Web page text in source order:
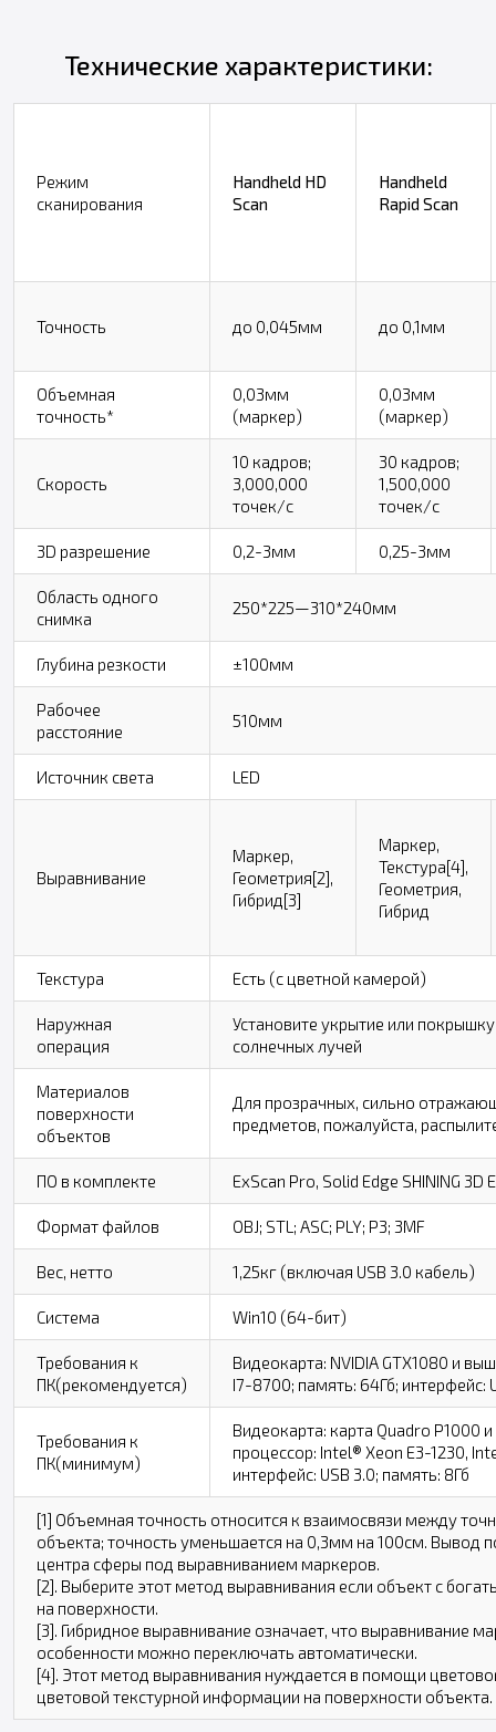
Технические характеристики:
Режим
сканирования
Handheld HD
Scan
Handheld
Rapid Scan
Точность до 0,045мм до 0,1мм
Объемная
точность*
0,03мм
(маркер)
0,03мм
(маркер)
Скорость
10 кадров;
3,000,000
точек/с
30 кадров;
1,500,000
точек/с
3D разрешение 0,2-3мм 0,25-3мм
Область одного
снимка
250*225—310*240мм
Глубина резкости ±100мм
Рабочее
расстояние
510мм
Источник света LED
Выравнивание
Маркер,
Геометрия[2],
Гибрид[3]
Маркер,
Текстура[4],
Геометрия,
Гибрид
Текстура Есть (с цветной камерой)
Наружная
операция
Установите укрытие или
солнечных лучей
Материалов
поверхности
объектов
Для прозрачных, сильно
предметов, пожалуйста,
ПО в комплекте ExScan Pro, Solid Edge SHINING 3D
Формат файлов OBJ; STL; ASC; PLY; P3; 3MF
Вес, нетто 1,25кг (включая USB 3.0 кабель)
Система Win10 (64-бит)
Требования к
ПК(рекомендуется)
Видеокарта: NVIDIA GTX1080 и
I7-8700; память: 64Гб; интерфейс:
Требования к
ПК(минимум)
Видеокарта: карта Quadro P1000
процессор: Intel® Xeon E3-1230,
интерфейс: USB 3.0; память: 8Гб
[1] Объемная точность относится к взаимосвязи между
объекта; точность уменьшается на 0,3мм на 100см. Вывод
центра сферы под выравниванием маркеров.
[2]. Выберите этот метод выравнивания если объект с
на поверхности.
[3]. Гибридное выравнивание означает, что выравнивание
особенности можно переключать автоматически.
[4]. Этот метод выравнивания нуждается в помощи
цветовой текстурной информации на поверхности объекта.